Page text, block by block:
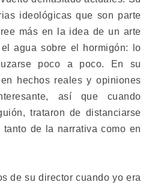
ideológicas que son parte
más en la idea de un arte
agua sobre el hormigón: lo
poco a poco. En su
hechos reales y opiniones
así que cuando
trataron de distanciarse
de la narrativa como en
de su director cuando yo era